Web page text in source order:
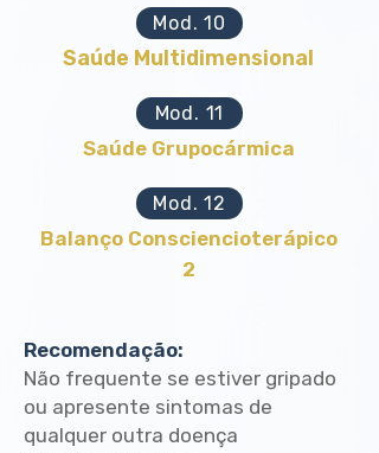
Mod. 10
Saúde Multidimensional
Mod. 11
Saúde Grupocármica
Mod. 12
Balanço Consciencioterápico
2
​​Recomendação:​
Não frequente se estiver gripado
ou apresente sintomas de
qualquer outra doença